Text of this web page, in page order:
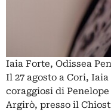
Iaia Forte, Odissea
Il 27 agosto a Cori,
coraggiosi di
Argirò, presso il